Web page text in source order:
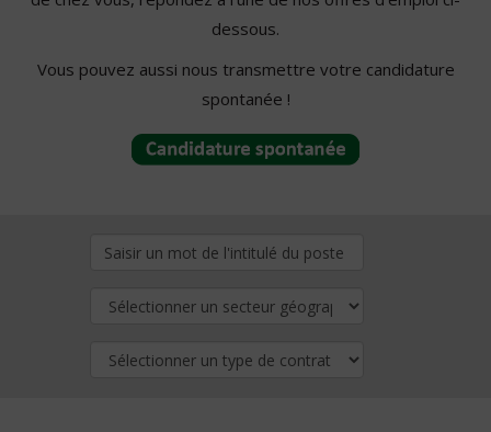
dessous.
Vous pouvez aussi nous transmettre votre candidature
spontanée !